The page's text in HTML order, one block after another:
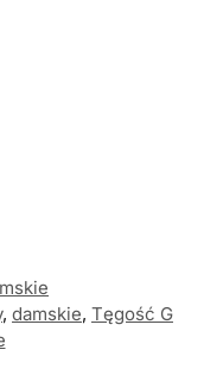
, damskie, Tęgość G